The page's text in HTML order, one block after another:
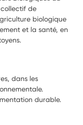
de
biologique
et la santé, en
dans les
durable.